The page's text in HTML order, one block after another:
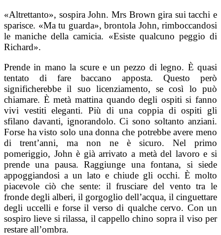
«Altrettanto», sospira John. Mrs Brown gira sui tacchi e
sparisce. «Ma tu guarda», brontola John, rimboccandosi
le maniche della camicia. «Esiste qualcuno peggio di
Richard».
Prende in mano la scure e un pezzo di legno. È quasi
tentato di fare baccano apposta. Questo però
significherebbe il suo licenziamento, se così lo può
chiamare. È metà mattina quando degli ospiti si fanno
vivi vestiti eleganti. Più di una coppia di ospiti gli
sfilano davanti, ignorandolo. Ci sono soltanto anziani.
Forse ha visto solo una donna che potrebbe avere meno
di trent’anni, ma non ne è sicuro. Nel primo
pomeriggio, John è già arrivato a metà del lavoro e si
prende una pausa. Raggiunge una fontana, si siede
appoggiandosi a un lato e chiude gli occhi. È molto
piacevole ciò che sente: il frusciare del vento tra le
fronde degli alberi, il gorgoglio dell’acqua, il cinguettare
degli uccelli e forse il verso di qualche cervo. Con un
sospiro lieve si rilassa, il cappello chino sopra il viso per
restare all’ombra.